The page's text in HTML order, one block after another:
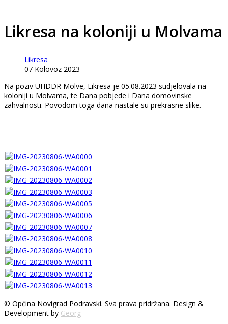
Likresa na koloniji u Molvama
Likresa
07 Kolovoz 2023
Na poziv UHDDR Molve, Likresa je 05.08.2023 sudjelovala na
koloniji u Molvama, te Dana pobjede i Dana domovinske
zahvalnosti. Povodom toga dana nastale su prekrasne slike.
© Općina Novigrad Podravski. Sva prava pridržana. Design &
Development by Georg